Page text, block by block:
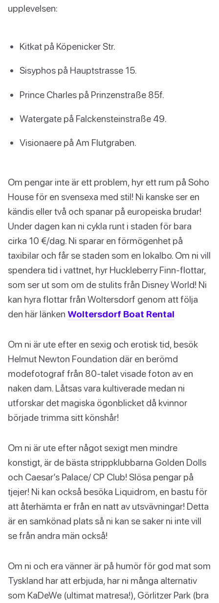
upplevelsen:
Kitkat på Köpenicker Str.
Sisyphos på Hauptstrasse 15.
Prince Charles på Prinzenstraße 85f.
Watergate på Falckensteinstraße 49.
Visionaere på Am Flutgraben.
Om pengar inte är ett problem, hyr ett rum på Soho
House för en svensexa med stil! Ni kanske ser en
kändis eller två och spanar på europeiska brudar!
Under dagen kan ni cykla runt i staden för bara
cirka 10 €/dag. Ni sparar en förmögenhet på
taxibilar och får se staden som en lokalbo. Om ni vill
spendera tid i vattnet, hyr Huckleberry Finn-flottar,
som ser ut som om de stulits från Disney World! Ni
kan hyra flottar från Woltersdorf genom att följa
den här länken Woltersdorf Boat Rental
Om ni är ute efter en sexig och erotisk tid, besök
Helmut Newton Foundation där en berömd
modefotograf från 80-talet visade foton av en
naken dam. Låtsas vara kultiverade medan ni
utforskar det magiska ögonblicket då kvinnor
började trimma sitt könshår!
Om ni är ute efter något sexigt men mindre
konstigt, är de bästa strippklubbarna Golden Dolls
och Caesar’s Palace/ CP Club! Slösa pengar på
tjejer! Ni kan också besöka Liquidrom, en bastu för
att återhämta er från en natt av utsvävningar! Detta
är en samkönad plats så ni kan se saker ni inte vill
se från andra män också!
Om ni och era vänner är på humör för god mat som
Tyskland har att erbjuda, har ni många alternativ
som KaDeWe (ultimat matresa!), Görlitzer Park (bra